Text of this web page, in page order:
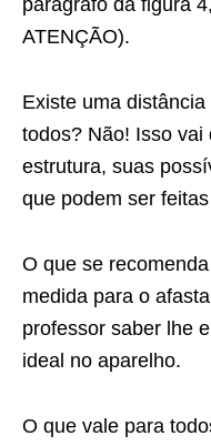
parágrafo da figura
ATENÇÃO).
Existe uma
todos? Não! Isso
estrutura, suas
que podem ser
O que se
medida para o
professor saber lhe
ideal no aparelho.
O que vale para